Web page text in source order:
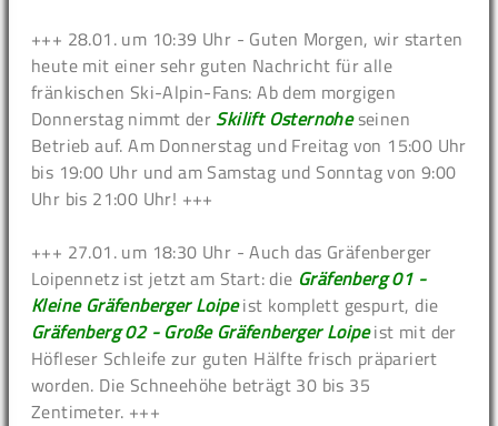
+++ 28.01. um 10:39 Uhr - Guten Morgen, wir starten
heute mit einer sehr guten Nachricht für alle
fränkischen Ski-Alpin-Fans: Ab dem morgigen
Donnerstag nimmt der Skilift Osternoheseinen
Betrieb auf. Am Donnerstag und Freitag von 15:00 Uhr
bis 19:00 Uhr und am Samstag und Sonntag von 9:00
Uhr bis 21:00 Uhr! +++
+++ 27.01. um 18:30 Uhr - Auch das Gräfenberger
Loipennetz ist jetzt am Start: die Gräfenberg 01 -
Kleine Gräfenberger Loipeist komplett gespurt, die
Gräfenberg 02 - Große Gräfenberger Loipeist mit der
Höfleser Schleife zur guten Hälfte frisch präpariert
worden. Die Schneehöhe beträgt 30 bis 35
Zentimeter. +++